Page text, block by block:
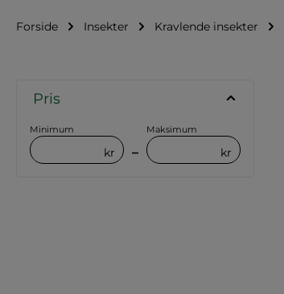
Forside Insekter Kravlende insekter
Pris
Minimum
kr –
Maksimum
kr